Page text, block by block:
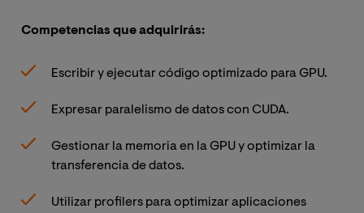
Competencias que adquirirás:
Escribir y ejecutar código optimizado para GPU.
Expresar paralelismo de datos con CUDA.
Gestionar la memoria en la GPU y optimizar la
transferencia de datos.
Utilizar profilers para optimizar aplicaciones